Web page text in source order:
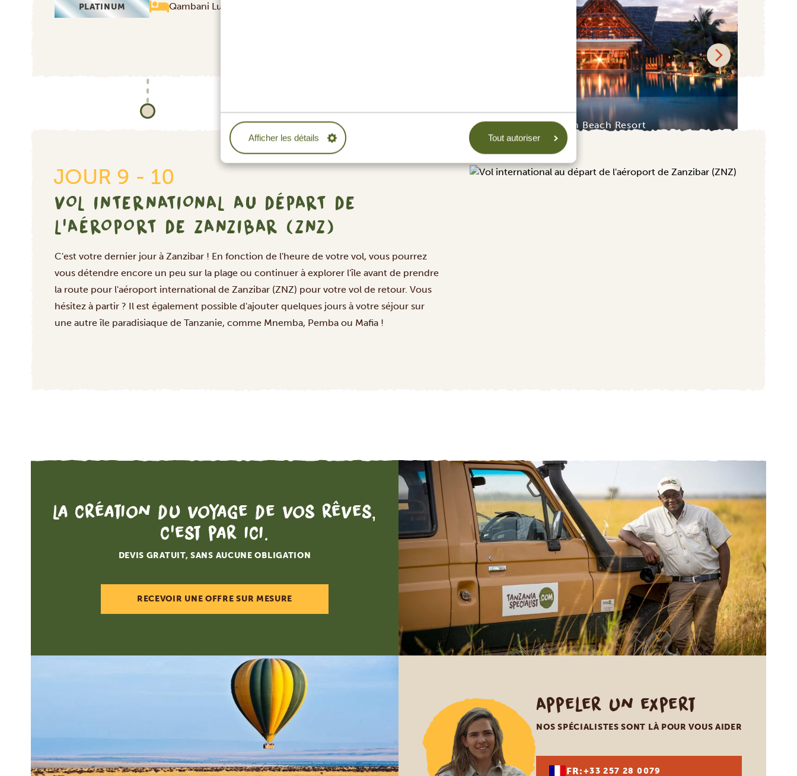
Afficher les détails Tout autoriser
PLATINUM Qambani Luxury Resort
Fun Beach Resort
Qambani Luxury Resort
JOUR 9 - 10
VOL INTERNATIONAL AU DÉPART DE
L'AÉROPORT DE ZANZIBAR (ZNZ)
C'est votre dernier jour à Zanzibar ! En fonction de l'heure de votre vol, vous pourrez
vous détendre encore un peu sur la plage ou continuer à explorer l'île avant de prendre
la route pour l'aéroport international de Zanzibar (ZNZ) pour votre vol de retour. Vous
hésitez à partir ? Il est également possible d'ajouter quelques jours à votre séjour sur
une autre île paradisiaque de Tanzanie, comme Mnemba, Pemba ou Mafia !
La création du voyage de vos rêves,
c'est par ici.
DEVIS GRATUIT, SANS AUCUNE OBLIGATION
RECEVOIR UNE OFFRE SUR MESURE
Appeler un expert
NOS SPÉCIALISTES SONT LÀ POUR VOUS AIDER
FR:+33 257 28 0079